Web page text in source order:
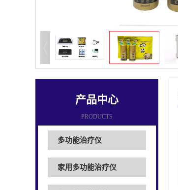
产品中心
PRODUCTS
多功能治疗仪
家用多功能治疗仪